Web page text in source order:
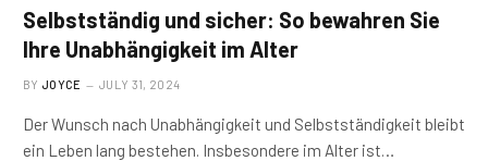
Selbstständig und sicher: So bewahren Sie
Ihre Unabhängigkeit im Alter
BY JOYCE JULY 31, 2024
Der Wunsch nach Unabhängigkeit und Selbstständigkeit bleibt
ein Leben lang bestehen. Insbesondere im Alter ist…